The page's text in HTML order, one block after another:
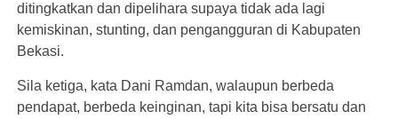
ditingkatkan dan dipelihara supaya tidak ada lagi
kemiskinan, stunting, dan pengangguran di Kabupaten
Bekasi.
Sila ketiga, kata Dani Ramdan, walaupun berbeda
pendapat, berbeda keinginan, tapi kita bisa bersatu dan